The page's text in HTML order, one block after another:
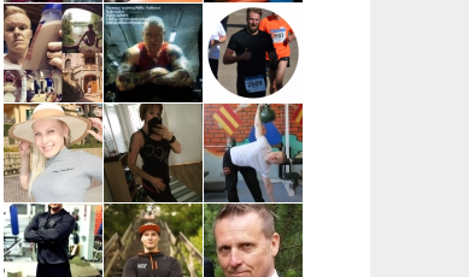
Miia
Numminen |
Keuruu
Sara Uimonen |
Pääkaupunkiseutu
Miranda Tirri |
Koko Suomi ja
ulkomaat,
verkkovalmennus
Mikael Mentu
| Helsinki
Miikka
Heikkinen |
Itä-Suomi
Wille
Wahlberg |
Helsinki
Katja Varjo |
Raisio
Marja-Liisa
Ylipahkala |
Oulu,
Kempele,
Mikael
Pihlajamaa |
Turun alue